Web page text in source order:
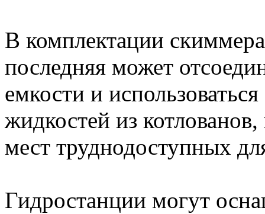
В комплектации
последняя может
емкости и
жидкостей из
мест труднодоступных
Гидростанции могут